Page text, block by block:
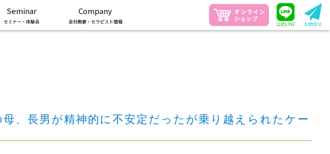
Seminar
セミナー・体験会
Company
会社概要・セラピスト情報 公式LINE お問合せ
、長男が精神的に不安定だったが乗り越えられたケー